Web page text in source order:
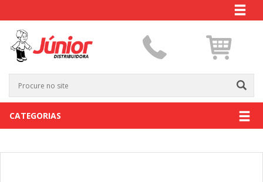
CATEGORIAS